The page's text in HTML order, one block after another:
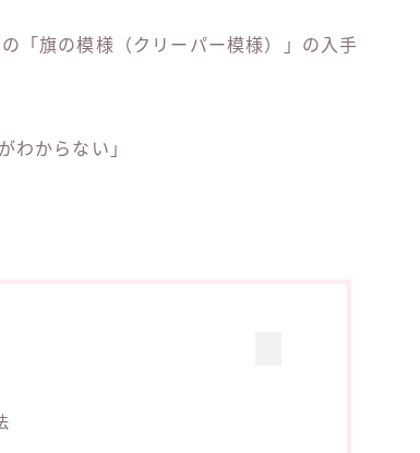
「旗の模様（クリーパー模様）」の入手
わからない」